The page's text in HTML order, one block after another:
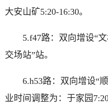
大安山矿5:20-16:30。
5.f47路：双向增设“文
交场站”站。
6.h53路：双向增设“顺
业时间调整为：于家园